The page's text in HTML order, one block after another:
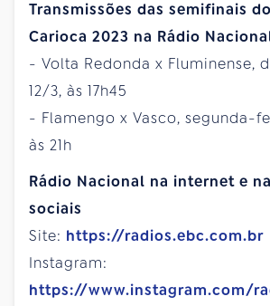
Transmissões das semifinais
Carioca 2023 na Rádio
- Volta Redonda x Fluminense,
12/3, às 17h45
- Flamengo x Vasco, segunda-
às 21h
Rádio Nacional na internet e
sociais
Site: https://radios.ebc.com.br
Instagram:
https://www.instagram.com/